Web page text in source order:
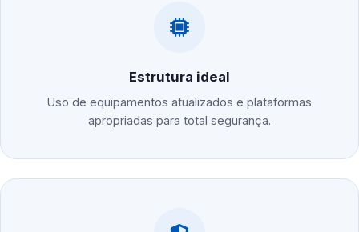
Estrutura ideal
Uso de equipamentos atualizados e plataformas
apropriadas para total segurança.